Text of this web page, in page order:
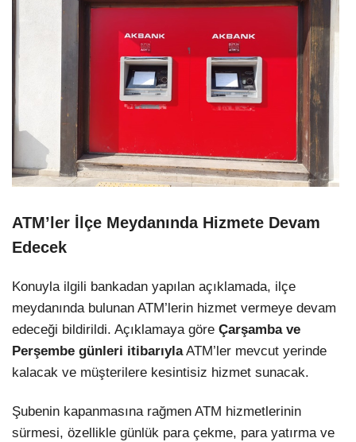
ATM’ler İlçe Meydanında Hizmete Devam
Edecek
Konuyla ilgili bankadan yapılan açıklamada, ilçe
meydanında bulunan ATM’lerin hizmet vermeye devam
edeceği bildirildi. Açıklamaya göre Çarşamba ve
Perşembe günleri itibarıylaATM’ler mevcut yerinde
kalacak ve müşterilere kesintisiz hizmet sunacak.
Şubenin kapanmasına rağmen ATM hizmetlerinin
sürmesi, özellikle günlük para çekme, para yatırma ve